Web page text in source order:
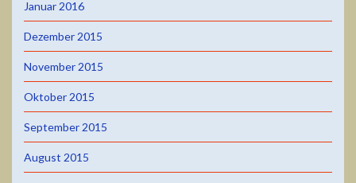
Januar 2016
Dezember 2015
November 2015
Oktober 2015
September 2015
August 2015